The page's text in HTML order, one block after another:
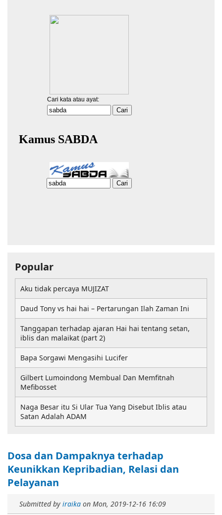
Dosa dan Dampaknya terhadap
Keunikkan Kepribadian, Relasi dan
Pelayanan
Submitted by iraika on Mon, 2019-12-16 16:09
Popular
Aku tidak percaya MUJIZAT
Daud Tony vs hai hai – Pertarungan Ilah Zaman Ini
Tanggapan terhadap ajaran Hai hai tentang setan,
iblis dan malaikat (part 2)
Bapa Sorgawi Mengasihi Lucifer
Gilbert Lumoindong Membual Dan Memfitnah
Mefibosset
Naga Besar itu Si Ular Tua Yang Disebut Iblis atau
Satan Adalah ADAM